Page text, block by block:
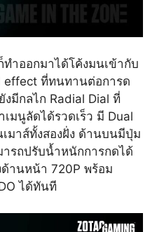
ำออกมาได้โค้งมนเข้ากับ
effect ที่ทนทานต่อการด
มีกลไก Radial Dial ที่
มนูลัดได้รวดเร็ว มี Dual
มาส์ทั้งสองฝั่ง ด้านบนมีปุ่ม
รถปรับน้ำหนักการกดได้
านหน้า 720P พร้อม
ได้ทันที